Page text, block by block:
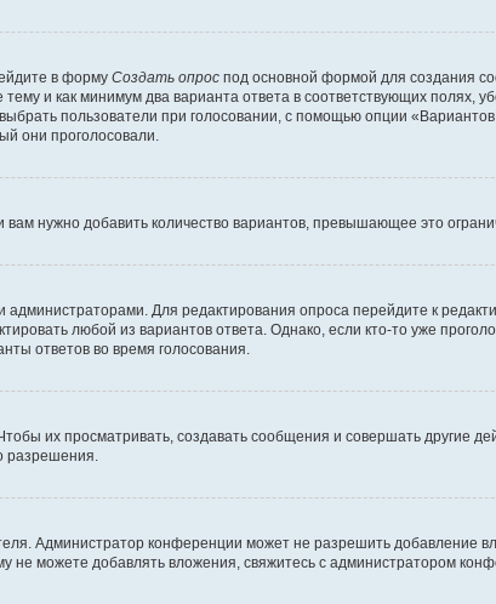
в форму Создать опрос под основной формой для создания
и как минимум два варианта ответа в соответствующих полях,
пользователи при голосовании, с помощью опции
они проголосовали.
нужно добавить количество вариантов, превышающее это
Для редактирования опроса перейдите к
любой из вариантов ответа. Однако, если кто-то уже
ответов во время голосования.
их просматривать, создавать сообщения и совершать другие
разрешения.
Администратор конференции может не разрешить добавление
можете добавлять вложения, свяжитесь с администратором